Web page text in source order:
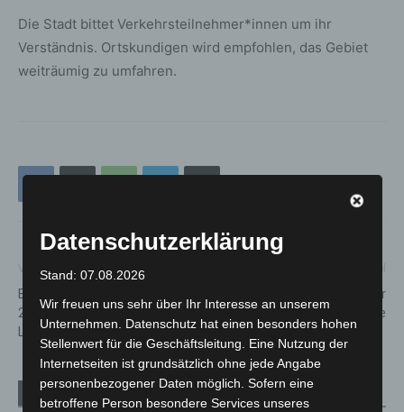
Die Stadt bittet Verkehrsteilnehmer*innen um ihr
Verständnis. Ortskundigen wird empfohlen, das Gebiet
weiträumig zu umfahren.
Vorheriger Artikel
EDEKA Talente Truck ist am
23. August 2023 in
Langenhagen
Kellerbrand in der
Haltenhoffstraße
Verwandte Artikel Mehr vom Autor
Datenschutzerklärung
Stand: 07.08.2026
Wir freuen uns sehr über Ihr Interesse an unserem
Unternehmen. Datenschutz hat einen besonders hohen
Stellenwert für die Geschäftsleitung. Eine Nutzung der
Internetseiten ist grundsätzlich ohne jede Angabe
personenbezogener Daten möglich. Sofern eine
betroffene Person besondere Services unseres